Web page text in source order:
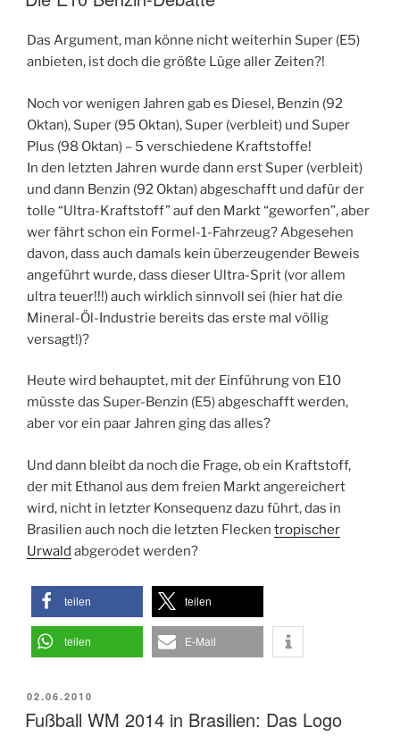
Das Argument, man könne nicht weiterhin Super (E5)
anbieten, ist doch die größte Lüge aller Zeiten?!
Noch vor wenigen Jahren gab es Diesel, Benzin (92
Oktan), Super (95 Oktan), Super (verbleit) und Super
Plus (98 Oktan) – 5 verschiedene Kraftstoffe!
In den letzten Jahren wurde dann erst Super (verbleit)
und dann Benzin (92 Oktan) abgeschafft und dafür der
tolle “Ultra-Kraftstoff” auf den Markt “geworfen”, aber
wer fährt schon ein Formel-1-Fahrzeug? Abgesehen
davon, dass auch damals kein überzeugender Beweis
angeführt wurde, dass dieser Ultra-Sprit (vor allem
ultra teuer!!!) auch wirklich sinnvoll sei (hier hat die
Mineral-Öl-Industrie bereits das erste mal völlig
versagt!)?
Heute wird behauptet, mit der Einführung von E10
müsste das Super-Benzin (E5) abgeschafft werden,
aber vor ein paar Jahren ging das alles?
Und dann bleibt da noch die Frage, ob ein Kraftstoff,
der mit Ethanol aus dem freien Markt angereichert
wird, nicht in letzter Konsequenz dazu führt, das in
Brasilien auch noch die letzten Flecken tropischer
Urwald abgerodet werden?
teilen teilen
teilen E-Mail
VERÖFFENTLICHT
AM
02.06.2010
Fußball WM 2014 in Brasilien: Das Logo